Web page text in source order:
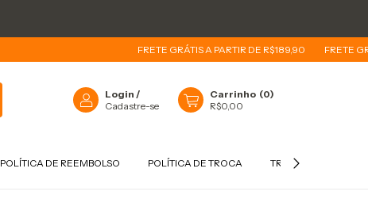
FRETE GRÁTIS A PARTIR DE R$189,90 FRETE
Login /
Cadastre-se
Carrinho (0)
R$0,00
POLÍTICA DE REEMBOLSO POLÍTICA DE TROCA TROCAS E